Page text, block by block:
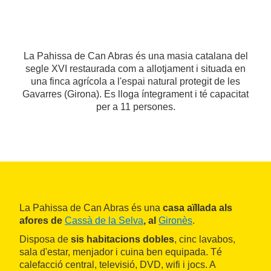
La Pahissa de Can Abras és una masia catalana del
segle XVI restaurada com a allotjament i situada en
una finca agrícola a l'espai natural protegit de les
Gavarres (Girona). Es lloga íntegrament i té capacitat
per a 11 persones.
La Pahissa de Can Abras és una casa aïllada als
afores de Cassà de la Selva, al Gironès.
Disposa de sis habitacions dobles, cinc lavabos,
sala d'estar, menjador i cuina ben equipada. Té
calefacció central, televisió, DVD, wifi i jocs. A